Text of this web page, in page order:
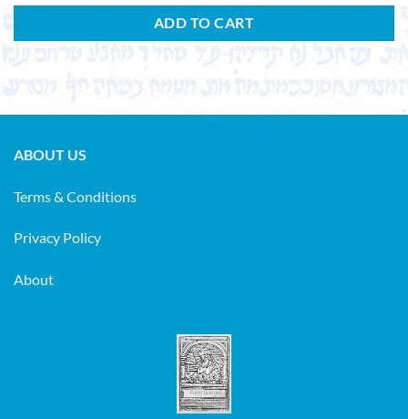
ADD TO CART
ABOUT US
Terms & Conditions
Privacy Policy
About